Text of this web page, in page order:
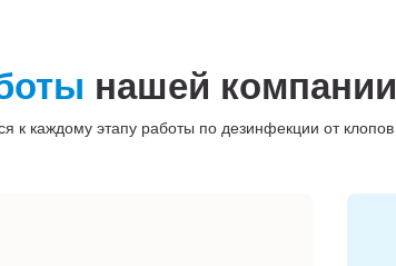
нашей компании
к каждому этапу работы по дезинфекции от клопов